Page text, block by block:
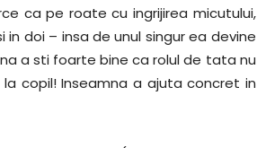
ca pe roate cu ingrijirea micutului,
doi – insa de unul singur ea devine
a sti foarte bine ca rolul de tata nu
copil! Inseamna a ajuta concret in